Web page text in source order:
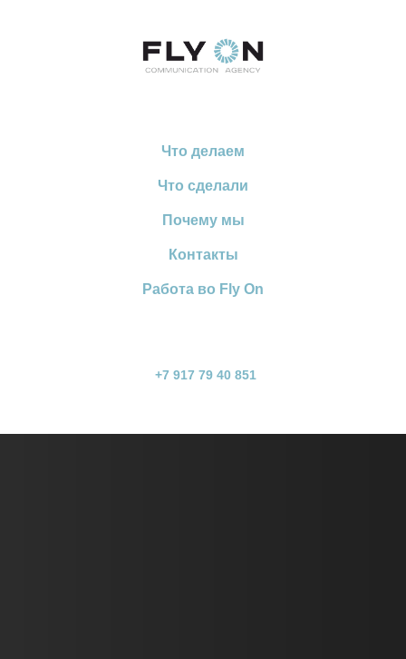
Что делаем
Что сделали
Почему мы
Контакты
Работа во Fly On
+7 917 79 40 851